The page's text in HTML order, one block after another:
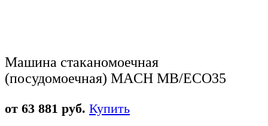
Машина стаканомоечная
(посудомоечная) MACH MB/ECO35
от 63 881 руб. Купить